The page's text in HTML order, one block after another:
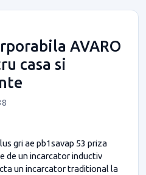
AVARO
casa si
gri ae pb1savap 53 priza
de un incarcator inductiv
un incarcator traditional la